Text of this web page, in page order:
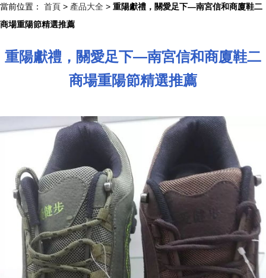
當前位置： 首頁 > 產品大全 > 重陽獻禮，關愛足下—南宮信和商廈鞋二
商場重陽節精選推薦
重陽獻禮，關愛足下—南宮信和商廈鞋二
商場重陽節精選推薦